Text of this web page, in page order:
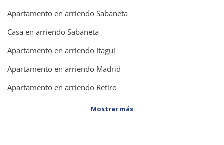
Apartamento en arriendo Sabaneta
Casa en arriendo Sabaneta
Apartamento en arriendo Itaguí
Apartamento en arriendo Madrid
Apartamento en arriendo Retiro
Mostrar más